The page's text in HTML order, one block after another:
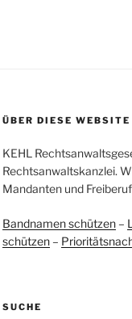
ÜBER DIESE WEBSITE
KEHL
Rechtsanwaltskanzlei.
Mandanten und
Bandnamen schützen–
schützen–
SUCHE